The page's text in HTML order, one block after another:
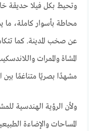
محاطة بأسوار كاملة، ما
عن صخب المدينة. كما
المشاة والممرات
مشهدًا بصريًا متناغمًا بين
ولأن الرؤية الهندسية
المساحات والإضاءة